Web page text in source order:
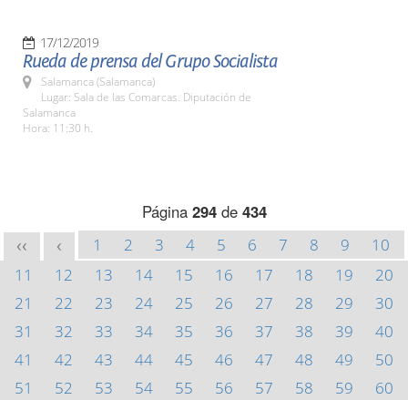
17/12/2019
Rueda de prensa del Grupo Socialista
Salamanca (Salamanca)
Lugar: Sala de las Comarcas. Diputación de
Salamanca
Hora: 11:30 h.
Página 294de 434
<< < 1 2 3 4 5 6 7 8 9
10
11
12 13 14 15 16 17 18 19
20
21
22 23 24 25 26 27 28 29
30
31
32 33 34 35 36 37 38 39
40
41
42 43 44 45 46 47 48 49
50
51
52 53 54 55 56 57 58 59
60